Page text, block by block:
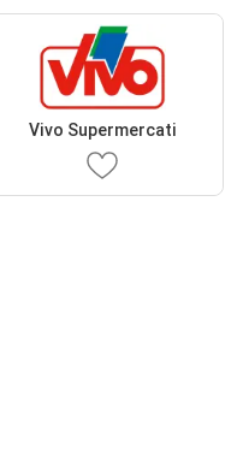
Vivo Supermercati